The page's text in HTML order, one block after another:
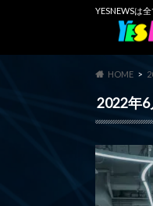
YESNEWSは
HOME
2022年6